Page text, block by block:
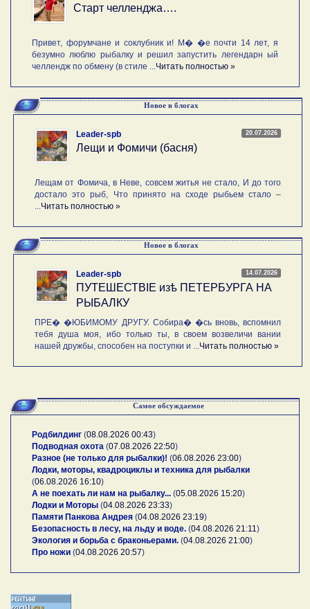
Старт челленджа….
Привет, форумчане и соклубник и! М� �е почти 14 лет, я
безумно люблю рыбалку и решил запустить легендарн ый
челлендж по обмену (в стиле ... Читать полностью »
Новое в блогах
20.07.2026
Leader-spb
Лещи и Фомичи (басня)
Лещам от Фомича, в Неве, совсем житья не стало, И до того
достало это рыб, Что принято на сходе рыбьем стало –
Читать полностью »
Новое в блогах
14.07.2026
Leader-spb
ПУТЕШЕСТВIE изѣ ПЕТЕРБУРГА НА
РЫБАЛКУ
ПРЕ� �ЮБИМОМУ ДРУГУ. Собира� �сь вновь, вспомнил
тебя душа моя, ибо только ты, в своем возвеличи вании
нашей дружбы, способен на поступки и ... Читать полностью »
Самое обсуждаемое
Родбилдинг (08.08.2026 00:43)
Подводная охота (07.08.2026 22:50)
Разное (не только для рыбалки)! (06.08.2026 23:00)
Лодки, моторы, квадроциклы и техника для рыбалки
(06.08.2026 16:10)
А не поехать ли нам на рыбалку... (05.08.2026 15:20)
Лодки и Моторы (04.08.2026 23:33)
Памяти Панкова Андрея (04.08.2026 23:19)
Безопасность в лесу, на льду и воде. (04.08.2026 21:11 )
Экология и борьба с браконьерами. (04.08.2026 21:00)
Про ножи (04.08.2026 20:57)